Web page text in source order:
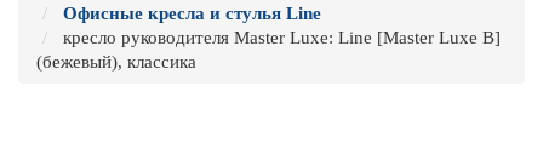
Офисные кресла и стулья Line
кресло руководителя Master Luxe: Line [Master Luxe B]
(бежевый), классика